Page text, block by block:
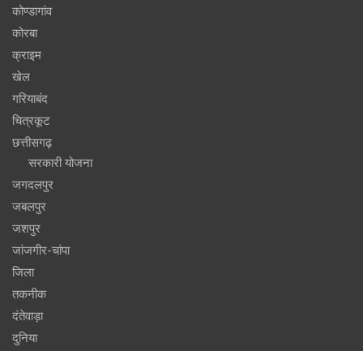
कोण्डागांव
कोरबा
क्राइम
खेल
गरियाबंद
चित्रकूट
छत्तीसगढ़
सरकारी योजना
जगदलपुर
जबलपुर
जशपुर
जांजगीर-चांपा
जिला
तकनीक
दंतेवाड़ा
दुनिया